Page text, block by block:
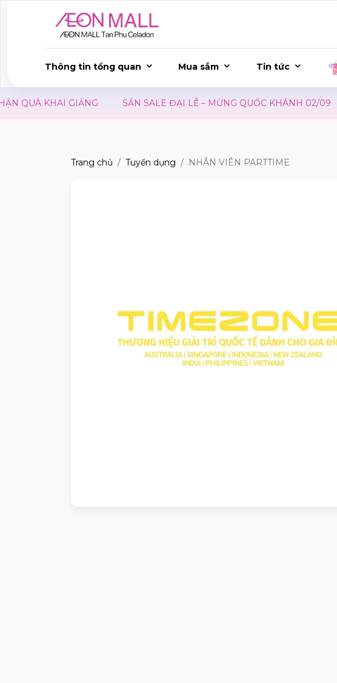
Thông tin tổng quan Mua sắm Tin tức
KHAI GIẢNG SĂN SALE ĐẠI LỄ – MỪNG QUỐC KHÁNH 02/09
Trang chủ Tuyển dụng NHÂN VIÊN PARTTIME